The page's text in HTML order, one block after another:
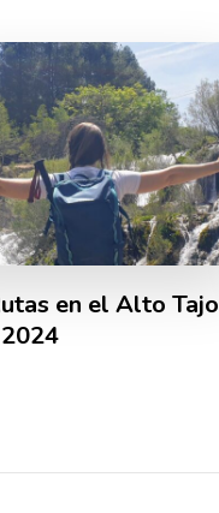
en el Alto Tajo